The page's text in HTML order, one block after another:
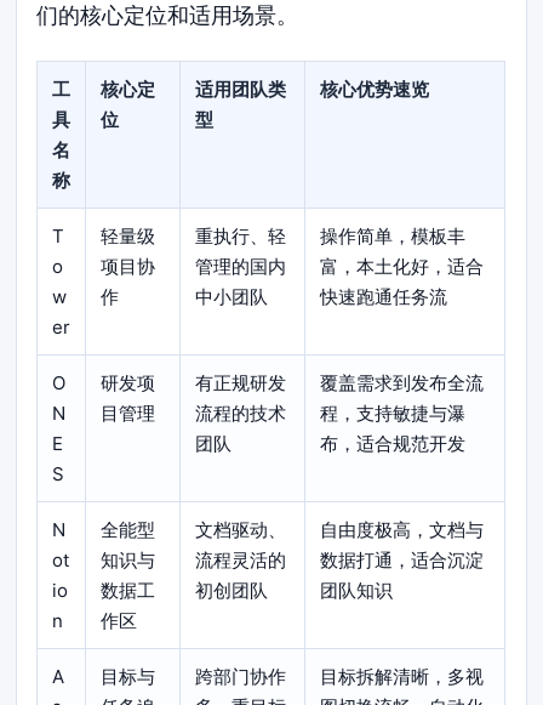
们的核心定位和适用场景。
工
具
名
称
核心定
位
适用团队类
型
核心优势速览
T
o
w
er
轻量级
项目协
作
重执行、轻
管理的国内
中小团队
操作简单，模板丰
富，本土化好，适合
快速跑通任务流
O
N
E
S
研发项
目管理
有正规研发
流程的技术
团队
覆盖需求到发布全流
程，支持敏捷与瀑
布，适合规范开发
N
ot
io
n
全能型
知识与
数据工
作区
文档驱动、
流程灵活的
初创团队
自由度极高，文档与
数据打通，适合沉淀
团队知识
A
目标与
跨部门协作
目标拆解清晰，多视